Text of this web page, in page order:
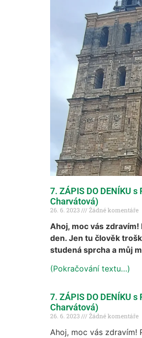
7. ZÁPIS DO DENÍKU
Charvátová)
26. 6. 2023 Žádné komentáře
Ahoj, moc vás zdravím!
den. Jen tu člověk
studená sprcha a můj
(Pokračování textu…)
7. ZÁPIS DO DENÍKU
Charvátová)
26. 6. 2023 Žádné komentáře
Ahoj, moc vás zdravím!